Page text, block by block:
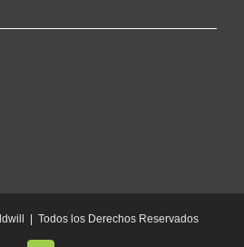
| Todos los Derechos Reservados